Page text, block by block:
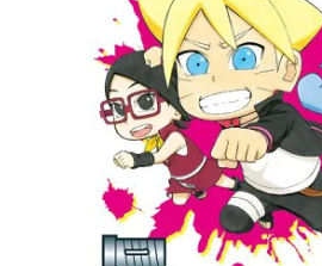
3C家電 運
男裝
日本購物 電子/紙本書
HOT